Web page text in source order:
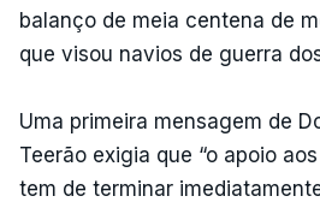
balanço de meia centena de
que visou navios de guerra
Uma primeira mensagem de
Teerão exigia que “o apoio
tem de terminar